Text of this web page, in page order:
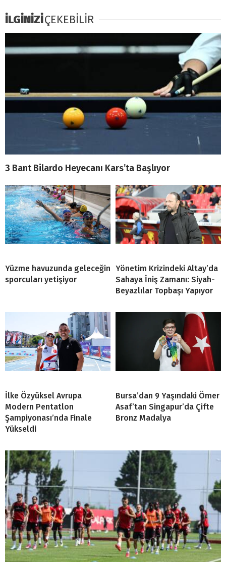
İLGİNİZİÇEKEBİLİR
3 Bant Bilardo Heyecanı Kars’ta Başlıyor
Yüzme havuzunda geleceğin
sporcuları yetişiyor
Yönetim Krizindeki Altay’da
Sahaya İniş Zamanı: Siyah-
Beyazlılar Topbaşı Yapıyor
İlke Özyüksel Avrupa
Modern Pentatlon
Şampiyonası’nda Finale
Yükseldi
Bursa’dan 9 Yaşındaki Ömer
Asaf’tan Singapur’da Çifte
Bronz Madalya